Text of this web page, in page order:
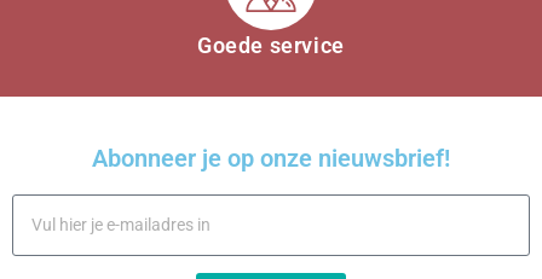
Goede service
Abonneer je op onze nieuwsbrief!